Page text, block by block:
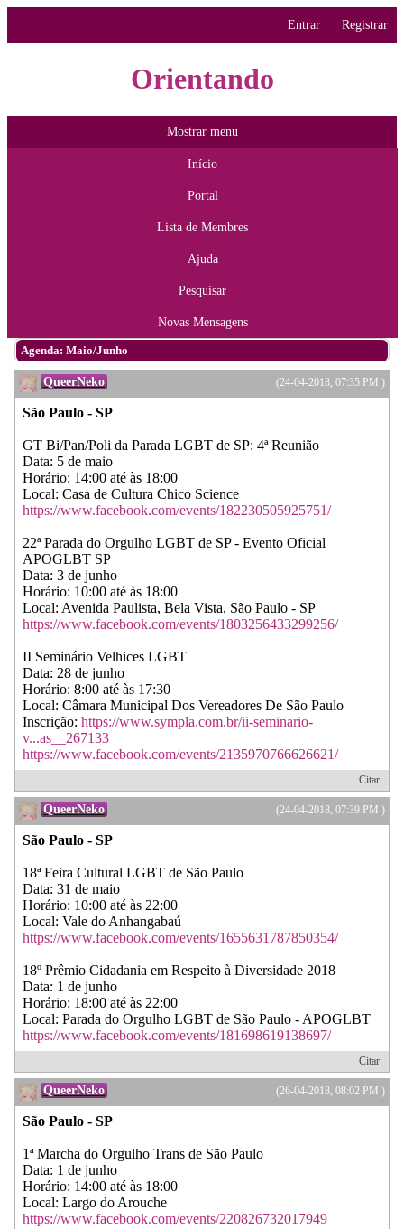
Entrar Registrar
Orientando
Mostrar menu
Início
Portal
Lista de Membres
Ajuda
Pesquisar
Novas Mensagens
Agenda: Maio/Junho
(24-04-2018, 07:35 PM )
QueerNeko
São Paulo - SP
GT Bi/Pan/Poli da Parada LGBT de SP: 4ª Reunião
Data: 5 de maio
Horário: 14:00 até às 18:00
Local: Casa de Cultura Chico Science
https://www.facebook.com/events/182230505925751/
22ª Parada do Orgulho LGBT de SP - Evento Oficial
APOGLBT SP
Data: 3 de junho
Horário: 10:00 até às 18:00
Local: Avenida Paulista, Bela Vista, São Paulo - SP
https://www.facebook.com/events/1803256433299256/
II Seminário Velhices LGBT
Data: 28 de junho
Horário: 8:00 até às 17:30
Local: Câmara Municipal Dos Vereadores De São Paulo
Inscrição: https://www.sympla.com.br/ii-seminario-
v...as__267133
https://www.facebook.com/events/2135970766626621/
Citar
(24-04-2018, 07:39 PM )
QueerNeko
São Paulo - SP
18ª Feira Cultural LGBT de São Paulo
Data: 31 de maio
Horário: 10:00 até às 22:00
Local: Vale do Anhangabaú
https://www.facebook.com/events/1655631787850354/
18º Prêmio Cidadania em Respeito à Diversidade 2018
Data: 1 de junho
Horário: 18:00 até às 22:00
Local: Parada do Orgulho LGBT de São Paulo - APOGLBT
https://www.facebook.com/events/181698619138697/
Citar
(26-04-2018, 08:02 PM )
QueerNeko
São Paulo - SP
1ª Marcha do Orgulho Trans de São Paulo
Data: 1 de junho
Horário: 14:00 até às 18:00
Local: Largo do Arouche
https://www.facebook.com/events/220826732017949